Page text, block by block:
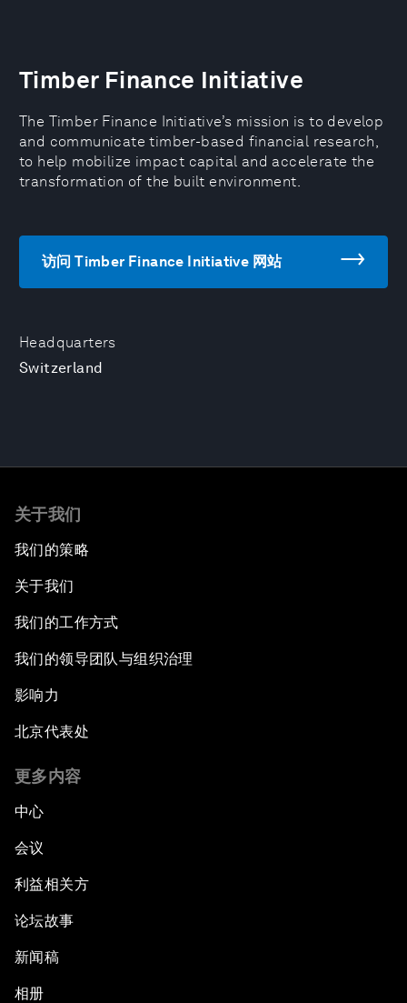
Headquarters
Switzerland
Timber Finance Initiative
The Timber Finance Initiative’s mission is to develop
and communicate timber-based financial research,
to help mobilize impact capital and accelerate the
transformation of the built environment.
访问 Timber Finance Initiative 网站
关于我们
我们的策略
关于我们
我们的工作方式
我们的领导团队与组织治理
影响力
北京代表处
更多内容
中心
会议
利益相关方
论坛故事
新闻稿
相册